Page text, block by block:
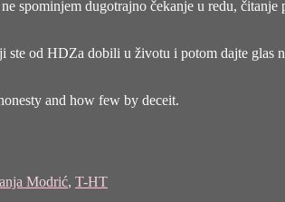
spominjem dugotrajno čekanje u redu,
od HDZa dobili u životu i potom dajte glas
and how few by deceit.
Modrić, T-HT